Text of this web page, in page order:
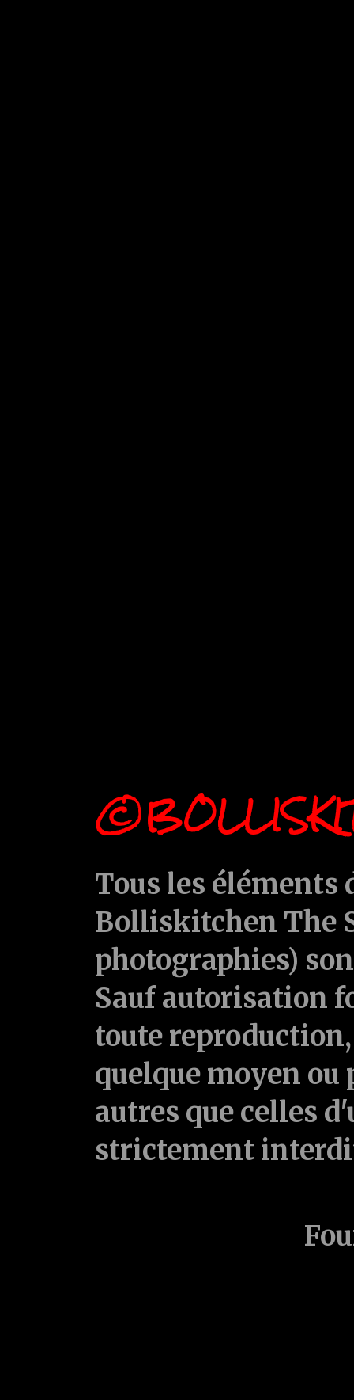
Tous les
Bolliskitchen The
photographies)
Sauf autorisation
toute
quelque moyen ou
autres que celles
strictement